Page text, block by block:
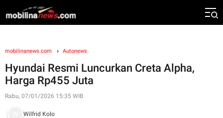
mobilinanews.com Autonews
Hyundai Resmi Luncurkan Creta Alpha,
Harga Rp455 Juta
Rabu, 07/01/2026 15:35 WIB
Wilfrid Kolo